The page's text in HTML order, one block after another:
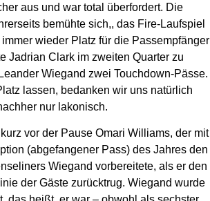
aus und war total überfordert. Die
bemühte sich,, das Fire-Laufspiel
wieder Platz für die Passempfänger
Jadrian Clark im zweiten Quarter zu
Wiegand zwei Touchdown-Pässe.
lassen, bedanken wir uns natürlich
nur lakonisch.
vor der Pause Omari Williams, der mit
(abgefangener Pass) des Jahres den
Wiegand vorbereitete, als er den
der Gäste zurücktrug. Wiegand wurde